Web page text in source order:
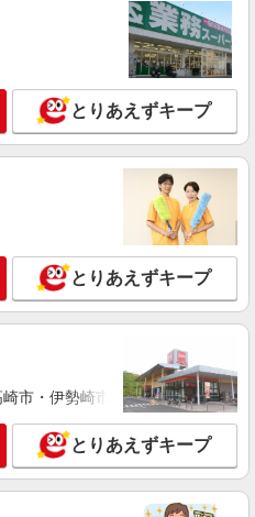
とりあえずキープ
とりあえずキープ
市・伊勢崎市・太田市・館林市
とりあえずキープ